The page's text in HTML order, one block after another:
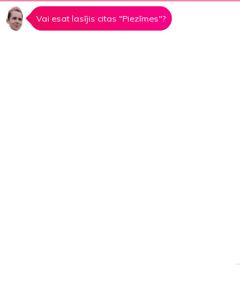
Vai esat lasījis citas "Piezīmes"?